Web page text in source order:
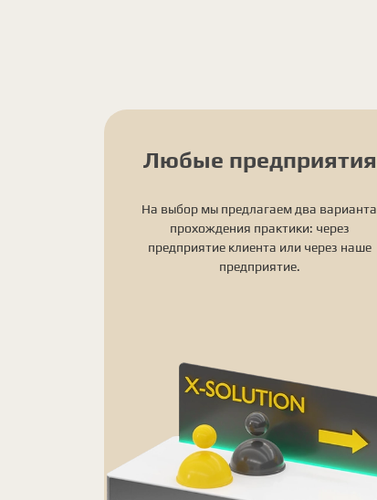
Любые предприятия
На выбор мы предлагаем два варианта
прохождения практики: через
предприятие клиента или через наше
предприятие.